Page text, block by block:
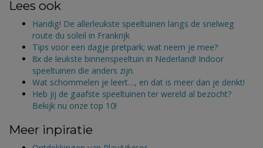
Lees ook
Handig! De allerleukste speeltuinen langs de snelweg
route du soleil in Frankrijk
Tips voor een dagje pretpark; wat neem je mee?
8x de leukste binnenspeeltuin in Nederland! Indoor
speeltuinen die anders zijn.
Wat schommelen je leert…, en dat is meer dan je denkt!
Heb jij de gaafste speeltuinen ter wereld al bezocht?
Bekijk nu onze top 10!
Meer inpiratie